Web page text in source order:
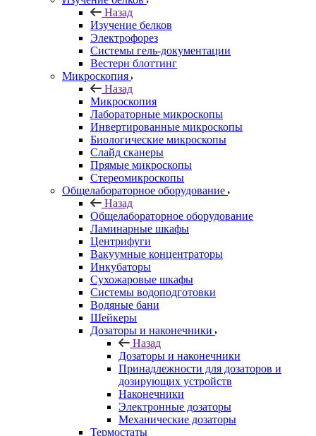
Назад
Изучение белков
Электрофорез
Системы гель-документации
Вестерн блоттинг
Микроскопия
Назад
Микроскопия
Лабораторные микроскопы
Инвертированные микроскопы
Биологические микроскопы
Слайд сканеры
Прямые микроскопы
Стереомикроскопы
Общелабораторное оборудование
Назад
Общелабораторное оборудование
Ламинарные шкафы
Центрифуги
Вакуумные концентраторы
Инкубаторы
Сухожаровые шкафы
Системы водоподготовки
Водяные бани
Шейкеры
Дозаторы и наконечники
Назад
Дозаторы и наконечники
Принадлежности для дозаторов и
дозирующих устройств
Наконечники
Электронные дозаторы
Механические дозаторы
Термостаты